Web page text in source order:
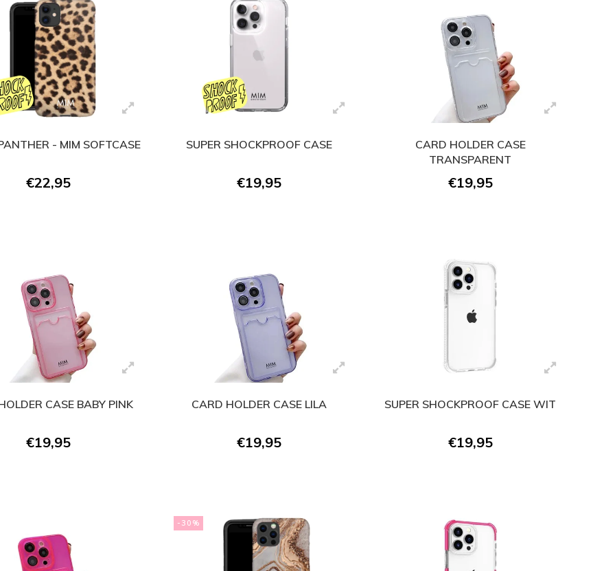
- MIM SOFTCASE
€22,95
SUPER SHOCKPROOF CASE
€19,95
CARD HOLDER CASE
TRANSPARENT
€19,95
CASE BABY PINK
€19,95
CARD HOLDER CASE LILA
€19,95
SUPER SHOCKPROOF CASE WIT
€19,95
-30%